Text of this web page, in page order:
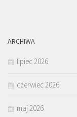
ARCHIWA
lipiec 2026
czerwiec 2026
maj 2026